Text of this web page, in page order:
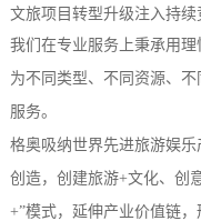
文旅项目转型升级注入持续
我们在专业服务上秉承用
为不同类型、不同资源、
服务。
格奥吸纳世界先进旅游娱
创造，创建旅游+文化、创
+”模式，延伸产业价值链